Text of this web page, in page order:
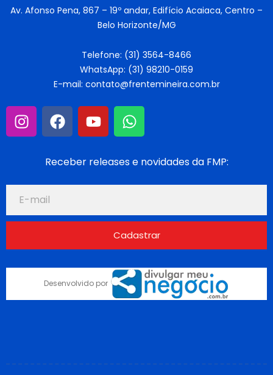
Av. Afonso Pena, 867 – 19º andar, Edifício Acaiaca, Centro –
Belo Horizonte/MG
Telefone: (31) 3564-8466
WhatsApp: (31) 98210-0159
E-mail: contato@frentemineira.com.br
Receber releases e novidades da FMP:
Cadastrar
Desenvolvido por